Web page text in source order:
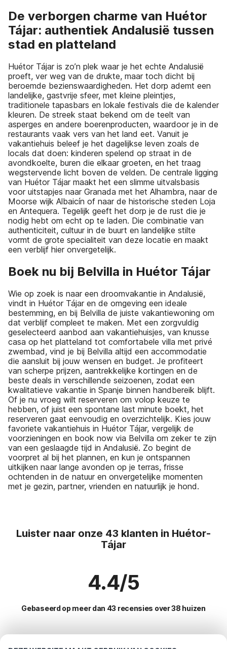
De verborgen charme van Huétor
Tájar: authentiek Andalusië tussen
stad en platteland
Huétor Tájar is zo’n plek waar je het echte Andalusië
proeft, ver weg van de drukte, maar toch dicht bij
beroemde bezienswaardigheden. Het dorp ademt een
landelijke, gastvrije sfeer, met kleine pleintjes,
traditionele tapasbars en lokale festivals die de kalender
kleuren. De streek staat bekend om de teelt van
asperges en andere boerenproducten, waardoor je in de
restaurants vaak vers van het land eet. Vanuit je
vakantiehuis beleef je het dagelijkse leven zoals de
locals dat doen: kinderen spelend op straat in de
avondkoelte, buren die elkaar groeten, en het traag
wegstervende licht boven de velden. De centrale ligging
van Huétor Tájar maakt het een slimme uitvalsbasis
voor uitstapjes naar Granada met het Alhambra, naar de
Moorse wijk Albaicín of naar de historische steden Loja
en Antequera. Tegelijk geeft het dorp je de rust die je
nodig hebt om echt op te laden. Die combinatie van
authenticiteit, cultuur in de buurt en landelijke stilte
vormt de grote specialiteit van deze locatie en maakt
een verblijf hier onvergetelijk.
Boek nu bij Belvilla in Huétor Tájar
Wie op zoek is naar een droomvakantie in Andalusië,
vindt in Huétor Tájar en de omgeving een ideale
bestemming, en bij Belvilla de juiste vakantiewoning om
dat verblijf compleet te maken. Met een zorgvuldig
geselecteerd aanbod aan vakantiehuisjes, van knusse
casa op het platteland tot comfortabele villa met privé
zwembad, vind je bij Belvilla altijd een accommodatie
die aansluit bij jouw wensen en budget. Je profiteert
van scherpe prijzen, aantrekkelijke kortingen en de
beste deals in verschillende seizoenen, zodat een
kwalitatieve vakantie in Spanje binnen handbereik blijft.
Of je nu vroeg wilt reserveren om volop keuze te
hebben, of juist een spontane last minute boekt, het
reserveren gaat eenvoudig en overzichtelijk. Kies jouw
favoriete vakantiehuis in Huétor Tájar, vergelijk de
voorzieningen en book now via Belvilla om zeker te zijn
van een geslaagde tijd in Andalusië. Zo begint de
voorpret al bij het plannen, en kun je ontspannen
uitkijken naar lange avonden op je terras, frisse
ochtenden in de natuur en onvergetelijke momenten
met je gezin, partner, vrienden en natuurlijk je hond.
Luister naar onze 43 klanten in Huétor-
Tájar
4.4/5
Gebaseerd op meer dan 43 recensies over 38 huizen